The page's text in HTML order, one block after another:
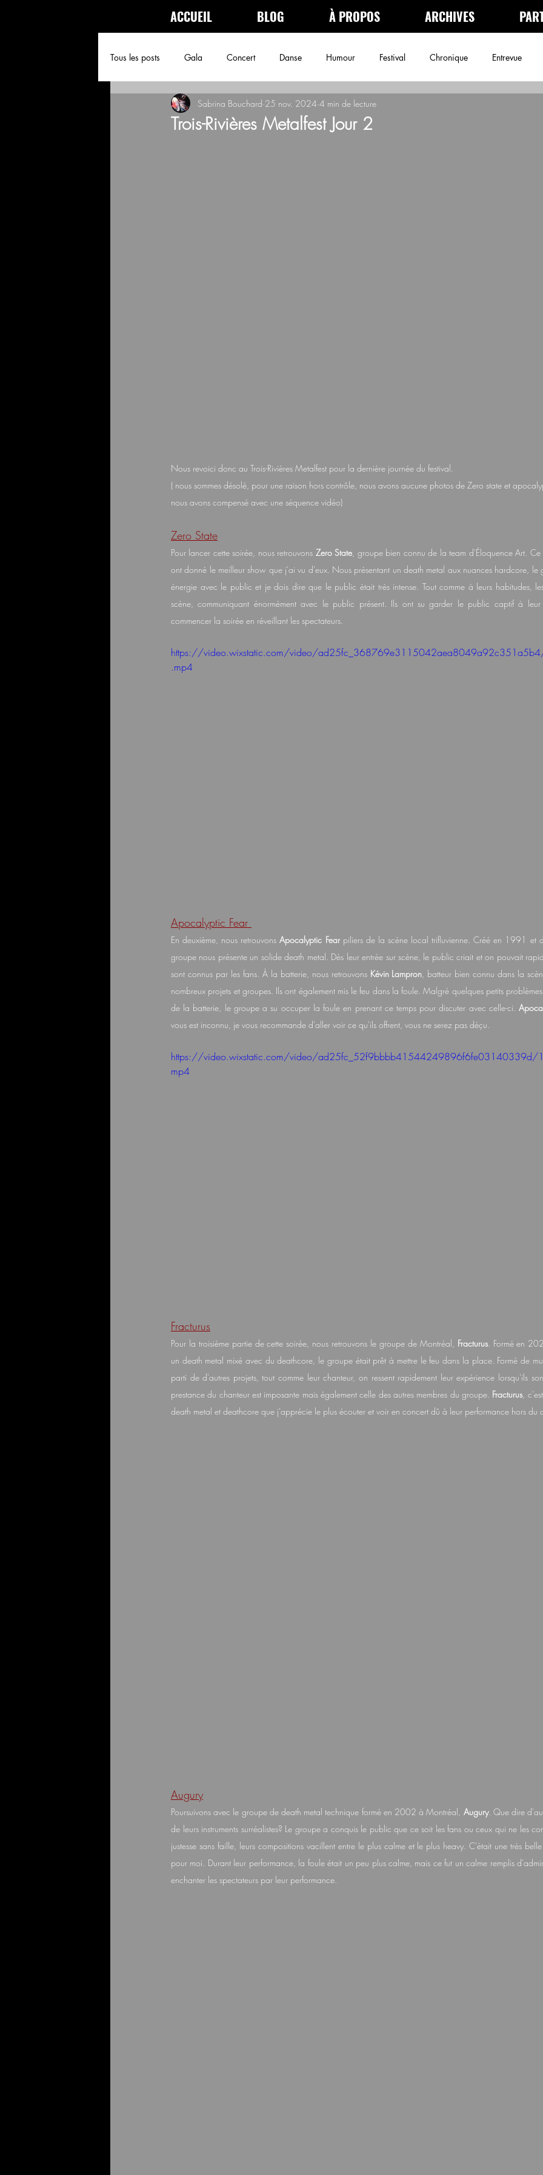
ACCUEIL BLOG À PROPOS ARCHIVES
Tous les posts Gala Concert Danse Humour Festival Chronique Entrevue
Convention Littérature Cinéma Podcast Archives
Trois-Rivières Metalfest Jour 2
Sabrina Bouchard 25 nov. 2024 4 min de lecture
Nous revoici donc au Trois-Rivières Metalfest pour la dernière journée du festival.
( nous sommes désolé, pour une raison hors contrôle, nous avons aucune photos de Zero state et
nous avons compensé avec une séquence vidéo)
Zero State
Pour lancer cette soirée, nous retrouvons Zero State, groupe bien connu de la team d'Éloquence Art.
ont donné le meilleur show que j'ai vu d'eux. Nous présentant un death metal aux nuances hardcore,
énergie avec le public et je dois dire que le public était très intense. Tout comme à leurs habitudes,
scène, communiquant énormément avec le public présent. Ils ont su garder le public captif à
commencer la soirée en réveillant les spectateurs.
https://video.wixstatic.com/video/
.mp4
Apocalyptic Fear
En deuxième, nous retrouvons Apocalyptic Fear piliers de la scène local trifluvienne. Créé en 1991 et
groupe nous présente un solide death metal. Dès leur entrée sur scène, le public criait et on pouvait
sont connus par les fans. À la batterie, nous retrouvons Kévin Lampron , batteur bien connu dans la
nombreux projets et groupes. Ils ont également mis le feu dans la foule. Malgré quelques petits
de la batterie, le groupe a su occuper la foule en prenant ce temps pour discuter avec celle-ci.
vous est inconnu, je vous recommande d'aller voir ce qu'ils offrent, vous ne serez pas déçu.
https://video.wixstatic.com/video/
mp4
Fracturus
Pour la troisième partie de cette soirée, nous retrouvons le groupe de Montréal, Fracturus. Formé en
un death metal mixé avec du deathcore, le groupe était prêt à mettre le feu dans la place. Formé de
parti de d'autres projets, tout comme leur chanteur, on ressent rapidement leur expérience lorsqu'ils
prestance du chanteur est imposante mais également celle des autres membres du groupe. Fracturus,
death metal et deathcore que j'apprécie le plus écouter et voir en concert dû à leur performance hors du
Augury
Poursuivons avec le groupe de death metal technique formé en 2002 à Montréal, Augury. Que dire
de leurs instruments surréalistes? Le groupe a conquis le public que ce soit les fans ou ceux qui ne les
justesse sans faille, leurs compositions vacillent entre le plus calme et le plus heavy. C’était une très
pour moi. Durant leur performance, la foule était un peu plus calme, mais ce fut un calme remplis
enchanter les spectateurs par leur performance.